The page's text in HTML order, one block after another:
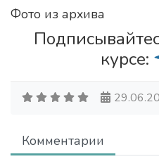
Фото из архива
курсе:
Комментарии